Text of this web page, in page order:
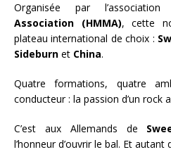
Organisée par l’association
Association (HMMA), cette
plateau international de choix :
Sideburn et China.
Quatre formations, quatre
conducteur : la passion d’un rock
C’est aux Allemands de
l’honneur d’ouvrir le bal. Et